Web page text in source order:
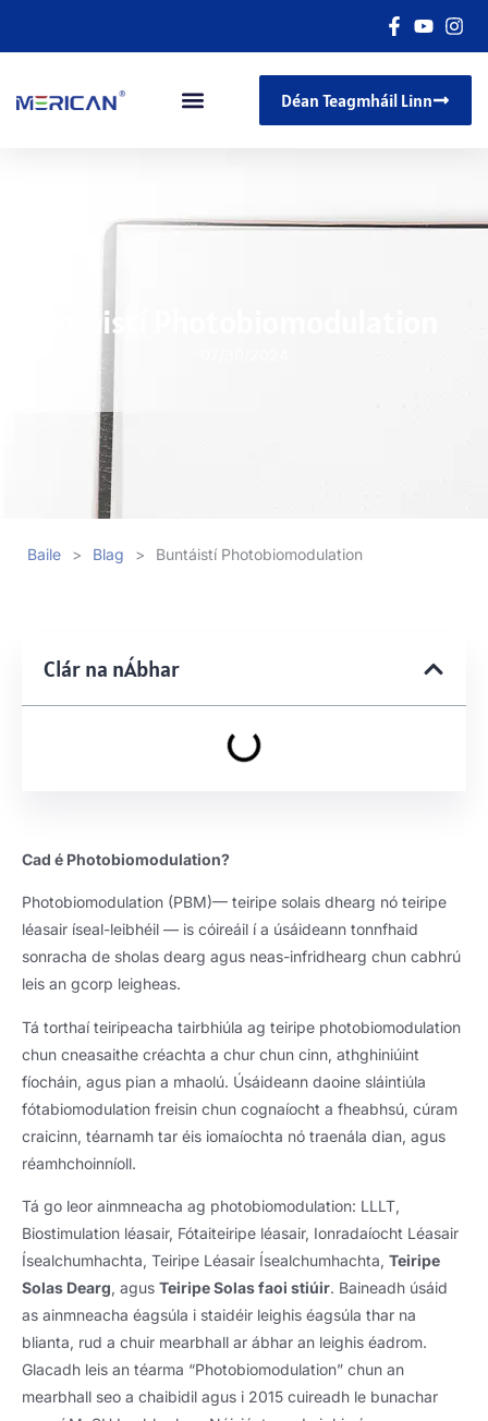
Déan Teagmháil Linn
Buntáistí Photobiomodulation
Baile > Blag > Buntáistí Photobiomodulation
Clár na nÁbhar
Cad é Photobiomodulation?
Photobiomodulation (PBM)— teiripe solais dhearg nó teiripe
léasair íseal-leibhéil — is cóireáil í a úsáideann tonnfhaid
sonracha de sholas dearg agus neas-infridhearg chun cabhrú
leis an gcorp leigheas.
Tá torthaí teiripeacha tairbhiúla ag teiripe photobiomodulation
chun cneasaithe créachta a chur chun cinn, athghiniúint
fíocháin, agus pian a mhaolú. Úsáideann daoine sláintiúla
fótabiomodulation freisin chun cognaíocht a fheabhsú, cúram
craicinn, téarnamh tar éis iomaíochta nó traenála dian, agus
réamhchoinníoll.
Tá go leor ainmneacha ag photobiomodulation: LLLT,
Biostimulation léasair, Fótaiteiripe léasair, Ionradaíocht Léasair
Ísealchumhachta, Teiripe Léasair Ísealchumhachta, Teiripe
Solas Dearg, agus Teiripe Solas faoi stiúir. Baineadh úsáid
as ainmneacha éagsúla i staidéir leighis éagsúla thar na
blianta, rud a chuir mearbhall ar ábhar an leighis éadrom.
Glacadh leis an téarma “Photobiomodulation” chun an
mearbhall seo a chaibidil agus i 2015 cuireadh le bunachar